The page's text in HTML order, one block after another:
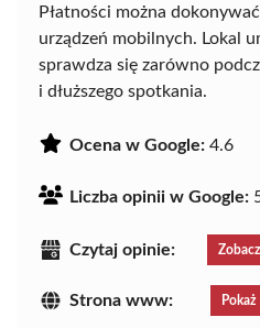
Płatności można
urządzeń mobilnych. Lokal
sprawdza się zarówno
i dłuższego spotkania.
Ocena w Google: 4.6
Liczba opinii w Google:
Czytaj opinie:
Strona www: